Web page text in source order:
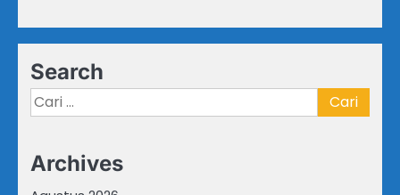
Search
Cari
untuk:
Archives